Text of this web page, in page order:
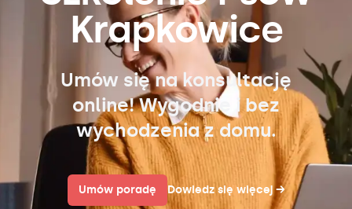
Krapkowice
Umów się na konsultację
online! Wygodnie i bez
wychodzenia z domu.
Umów poradę Dowiedz się więcej→